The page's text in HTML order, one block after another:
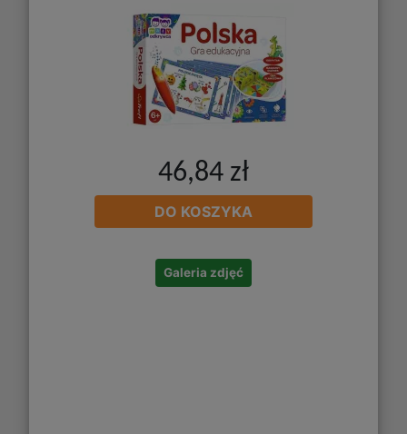
46,84 zł
DO KOSZYKA
Galeria zdjęć